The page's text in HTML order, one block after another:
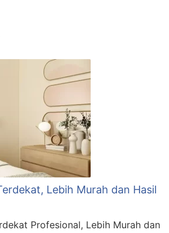
Lebih Murah dan Hasil
Profesional, Lebih Murah dan